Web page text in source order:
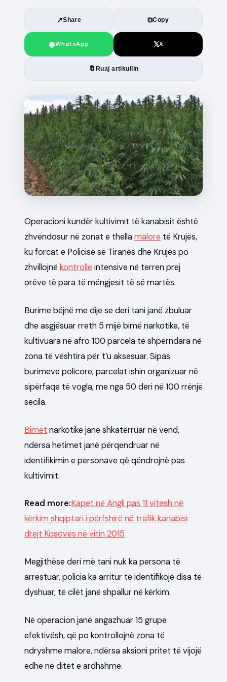
↗Share ⧉Copy
◉WhatsApp 𝕏X
🔖 Ruaj artikullin
Operacioni kundër kultivimit të kanabisit është
zhvendosur në zonat e thellamalore të Krujës,
ku forcat e Policisë së Tiranës dhe Krujës po
zhvillojnë kontrolle intensive në terren prej
orëve të para të mëngjesit të së martës.
Burime bëjnë me dije se deri tani janë zbuluar
dhe asgjësuar rreth 5 mijë bimë narkotike, të
kultivuara në afro 100 parcela të shpërndara në
zona të vështira për t’u aksesuar. Sipas
burimeve policore, parcelat ishin organizuar në
sipërfaqe të vogla, me nga 50 deri në 100 rrënjë
secila.
Bimët narkotike janë shkatërruar në vend,
ndërsa hetimet janë përqendruar në
identifikimin e personave që qëndrojnë pas
kultivimit.
Read more:Kapet në Angli pas 11 vitesh në
kërkim shqiptari i përfshirë në trafik kanabisi
drejt Kosovës në vitin 2015
Megjithëse deri më tani nuk ka persona të
arrestuar, policia ka arritur të identifikojë disa të
dyshuar, të cilët janë shpallur në kërkim.
Në operacion janë angazhuar 15 grupe
efektivësh, që po kontrollojnë zona të
ndryshme malore, ndërsa aksioni pritet të vijojë
edhe në ditët e ardhshme.